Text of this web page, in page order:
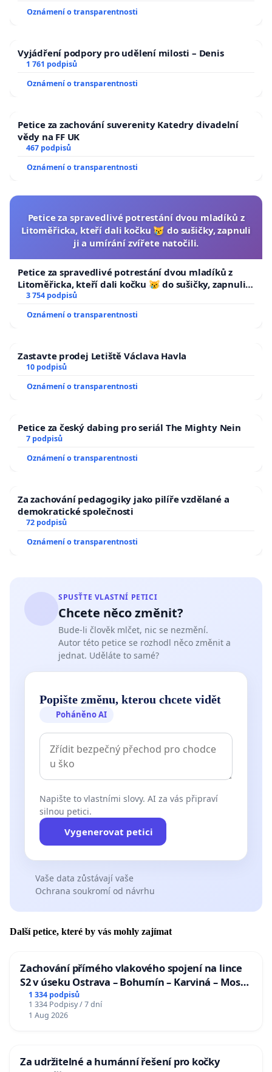
Oznámení o transparentnosti
Vyjádření podpory pro udělení milosti – Denis
1 761 podpisů
Oznámení o transparentnosti
Petice za zachování suverenity Katedry divadelní
vědy na FF UK
467 podpisů
Oznámení o transparentnosti
Petice za spravedlivé potrestání dvou mladíků z
Litoměřicka, kteří dali kočku 😿 do sušičky, zapnuli
ji a umírání zvířete natočili.
Petice za spravedlivé potrestání dvou mladíků z
Litoměřicka, kteří dali kočku 😿 do sušičky, zapnuli ji
a umírání zvířete natočili.
3 754 podpisů
Oznámení o transparentnosti
Zastavte prodej Letiště Václava Havla
10 podpisů
Oznámení o transparentnosti
Petice za český dabing pro seriál The Mighty Nein
7 podpisů
Oznámení o transparentnosti
Za zachování pedagogiky jako pilíře vzdělané a
demokratické společnosti
72 podpisů
Oznámení o transparentnosti
SPUSŤTE VLASTNÍ PETICI
Chcete něco změnit?
Bude-li člověk mlčet, nic se nezmění.
Autor této petice se rozhodl něco změnit a
jednat. Uděláte to samé?
Popište změnu, kterou chcete vidět
Poháněno AI
Napište to vlastními slovy. AI za vás připraví
silnou petici.
Vygenerovat petici
Vaše data zůstávají vaše
Ochrana soukromí od návrhu
Další petice, které by vás mohly zajímat
Zachování přímého vlakového spojení na lince
S2 v úseku Ostrava – Bohumín – Karviná – Mosty
u Jablunkova
1 334 podpisů
1 334 Podpisy / 7 dní
1 Aug 2026
Za udržitelné a humánní řešení pro kočky